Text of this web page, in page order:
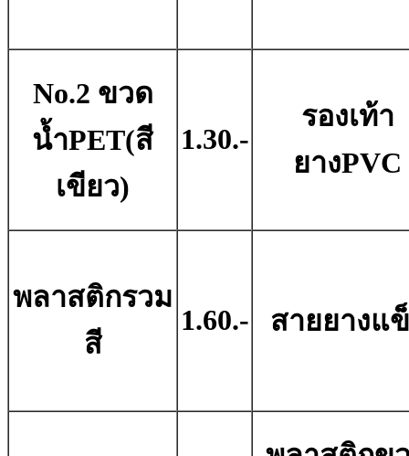
No.2 ขวด
น้ำPET(สี
เขียว)
1.30.-
รองเท้า
ยางPVC
พลาสติกรวม
สี
1.60.- สายยางแ